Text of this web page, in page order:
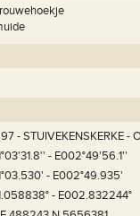
- STUIVEKENSKERKE
- E002°49'56.1''
- E002°49.935'
- E002.832244°